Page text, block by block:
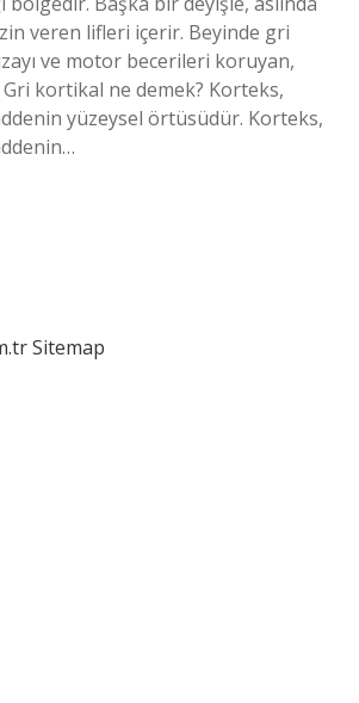
veren lifleri içerir. Beyinde gri
ve motor becerileri koruyan,
kortikal ne demek? Korteks,
yüzeysel örtüsüdür. Korteks,
Sitemap